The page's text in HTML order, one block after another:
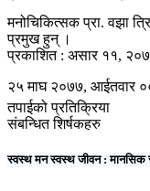
मनोचिकित्सक प्रा. वझा
प्रमुख हुन् ।
प्रकाशित : असार ११,
२५ माघ २०७७, आईतवार
तपाईको प्रतिक्रिया
संबन्धित शिर्षकहरु
स्वस्थ मन स्वस्थ जीवन : मानसिक